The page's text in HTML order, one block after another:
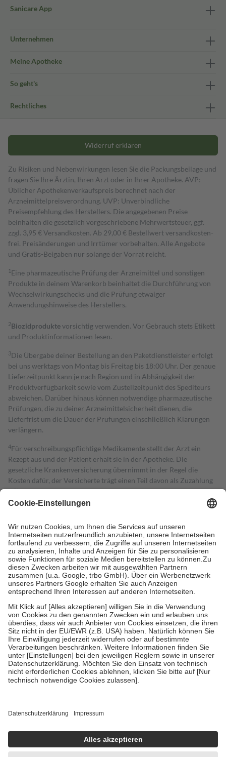
Sanicare App
Unternehmen
Meine Apotheke
So geht's
Rechtliches
Widerruf erklären
Zu Risiken und Nebenwirkungen lesen Sie die Packungsbeilage und
fragen Sie Ihre Ärztin, Ihren Arzt oder in Ihrer Apotheke. AVP:
Üblicher Apothekenverkaufspreis berechnet nach der
Arzneimittelpreisverordnung. UVP: Unverbindliche
Preisempfehlung des Herstellers. Die angegebenen Preise
beinhalten die gesetzlich vorgeschriebene Mehrwertsteuer, ggf.
zzgl. 3,95 € Versandkosten. Ab 29,00 € Bestell­wert versand­kosten­
frei. Preisänderungen und Irrtümer vorbehalten. Alle Angebote
und Gratis-Beigaben nur solange der Vorrat reicht.
1 Eine pharmazeutische Prüfung der Arzneimittel und sonstigen
Produkte in deinem Warenkorb beinhaltet die Durchführung von
Wechselwirkungschecks und die Prüfung etwaiger
Anwendungshinweise des Herstellers.
2Biozidproduktevorsichtig verwenden. Vor Gebrauch stets Etikett
und Produktinformationen lesen.
3Die Übergabe deiner Bestellung an den Paketdienstleister erfolgt
bei uns werktags von Montag bis Freitag bis 18:00 Uhr. Der genaue
Lieferzeitpunkt kann je nach Region und in Abhängigkeit der
Produktverfügbarkeit sowie vom Zustellzeitpunkt des Spediteurs
abweichen. Darüber hinaus können notwendige pharmazeutische
Prüfungen, die zu deiner Arzneimittelsicherheit dienen, die
Lieferfrist um die Dauer der Prüfungen einschließlich Klärungen
verlängern.
4Für verschreibungspflichtige Medikamente stellt der Arzt ein
Rezept aus und der Patient erhält sie in der Apotheke. Die
gesetzliche Krankenversicherung übernimmt in der Regel die
Kosten dafür, der Versicherte trägt einen Teil davon als Zuzahlung
mit.
Grundsätzlich leisten Mitglieder Zuzahlungen in Höhe von zehn
höchstens zehn Euro.
Es sind jedoch nie mehr als die tatsächlichen
Kosten der Leistung zu entrichten.
Diese Regeln gelten grundsätzlich auch für Online-Apotheken.
Bei Heilmitteln und häuslicher Krankenpflege beträgt die
Zuzahlung zehn Prozent der Kosten sowie zehn Euro je
Verordnung.
Um das Engagement der Versicherten für ihre eigene Gesundheit zu
stärken und die besondere Stellung der Familie zu unterstützen,
fallenkeine Zuzahlungenan bei:
• Kindern und Jugendlichen bis zum vollendeten 18. Lebensjahr
mit Ausnahme der Fahrkosten
• Untersuchungen zur Vorsorge und Früherkennung, die von der
GKV getragen werden
• empfohlenen Schutzimpfungen
• Harn- und Blutteststreifen
getroffen, um sicherzustellen, dass es sich um echte Bewertungen
https://help.etrusted.com/hc/de/articles/4419944605341
Einige Bilder und Inhalte wurden unter Zuhilfenahme künstlicher